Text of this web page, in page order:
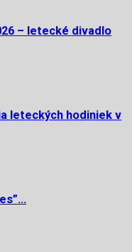
– letecké divadlo
leteckých hodiniek v